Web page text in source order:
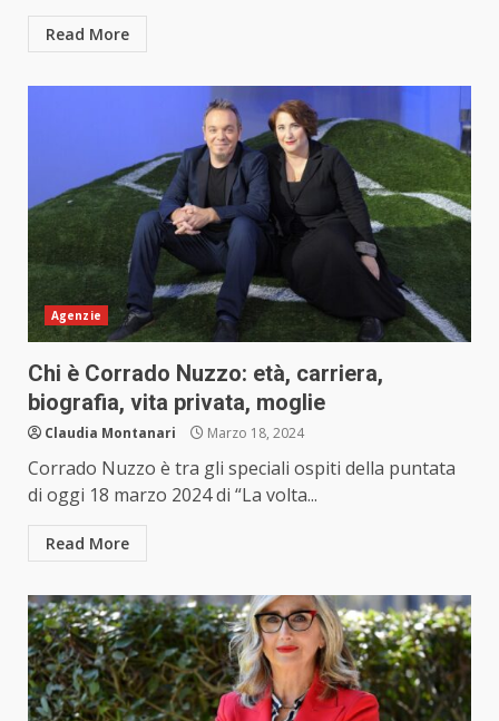
Read More
Agenzie
Chi è Corrado Nuzzo: età, carriera,
biografia, vita privata, moglie
Claudia Montanari Marzo 18, 2024
Corrado Nuzzo è tra gli speciali ospiti della puntata
di oggi 18 marzo 2024 di “La volta...
Read More